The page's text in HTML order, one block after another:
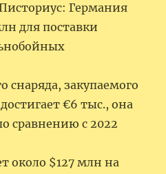
Германия
для поставки
снаряда, закупаемого
€6 тыс., она
сравнению с 2022
около $127 млн на